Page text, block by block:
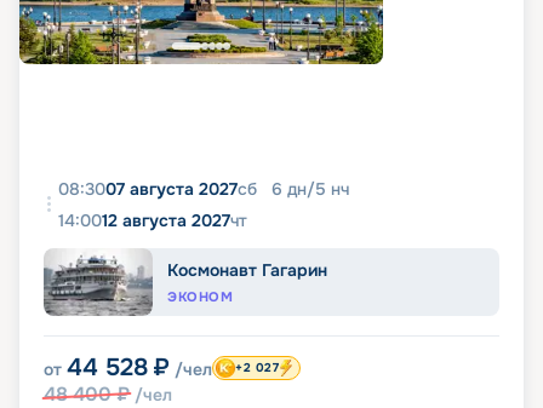
08:3007 августа 2027сб 6 дн/5 нч
14:0012 августа 2027чт
Космонавт Гагарин
ЭКОНОМ
от 44 528 ₽ /чел
48 400₽ /чел
+2 027